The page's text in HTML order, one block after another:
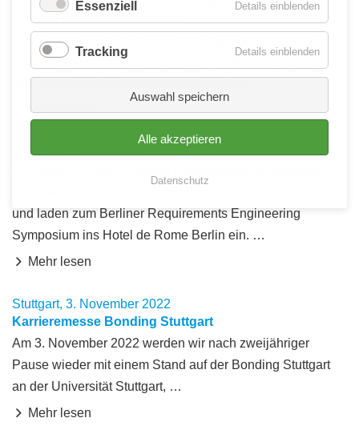
Endlich wieder connecticum!
Nach langer Zeit findet die Recruiting Messe connecticum
in diesem Jahr wieder statt. Wir von InMediasP werden
vom 30. November 2022 bis 1. Dezember …
Mehr lesen
Berlin, 17. November 2022
und laden zum Berliner Requirements Engineering
Symposium ins Hotel de Rome Berlin ein. …
Mehr lesen
Stuttgart, 3. November 2022
Karrieremesse Bonding Stuttgart
Am 3. November 2022 werden wir nach zweijähriger
Pause wieder mit einem Stand auf der Bonding Stuttgart
an der Universität Stuttgart, …
Mehr lesen
Essenziell Details einblendenfür
Tracking Details einblendenfür
Tracking
Auswahl speichern
Alle akzeptieren
Datenschutz